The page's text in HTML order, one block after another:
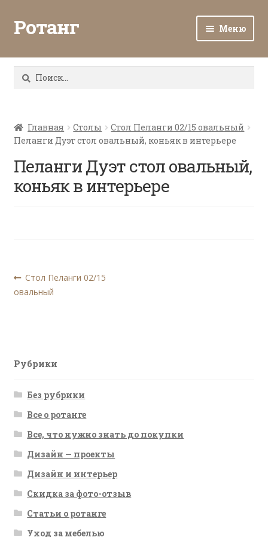
Ротанг Меню
Каталог
Все о ротанге
Найти:
Главная Столы
Стол Пеланги 02/15 овальный
Пеланги Дуэт стол овальный, коньяк в интерьере
Пеланги Дуэт стол овальный,
коньяк в интерьере
Навигация
по
Предыдущая
запись:
Стол Пеланги 02/15
овальный
Рубрики
Без рубрики
Все о ротанге
Все, что нужно знать до покупки
Дизайн — проекты
Дизайн и интерьер
Скидка за фото-отзыв
Статьи о ротанге
Уход за мебелью